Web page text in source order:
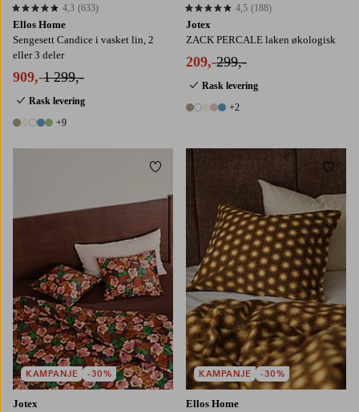
Ellos Home
Sengesett Candice i vasket lin, 2
eller 3 deler
909,-1 299,-
Rask levering
14 farger
+9
4,3 basert på 633 karaktergivninger
4,3 (633)
Jotex
ZACK PERCALE laken økologisk
209,-299,-
Rask levering
7 farger
+2
4,5 basert på 188 karaktergivninger
4,5 (188)
Jotex
KAMPANJE -30%
Legg til favoritter
Ellos Home
KAMPANJE -30%